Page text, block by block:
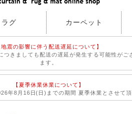
ラグ カーペット
地震の影響に伴う配送遅延について】
きましても配送の遅延が発生する可能性が
ます。
【夏季休業休業について】
年8月16日(日)までの期間 夏季休業とさせて